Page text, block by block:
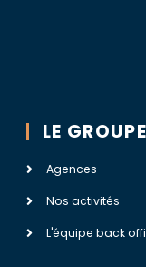
LE GROUPE
Agences
Nos activités
L'équipe back